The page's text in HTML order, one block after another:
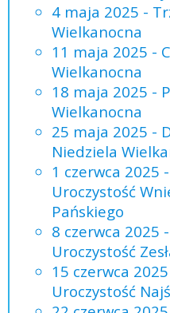
4 maja 2025 -
Wielkanocna
11 maja 2025 -
Wielkanocna
18 maja 2025 -
Wielkanocna
25 maja 2025 -
Niedziela
1 czerwca 2025
Uroczystość
Pańskiego
8 czerwca 2025
Uroczystość
15 czerwca
Uroczystość